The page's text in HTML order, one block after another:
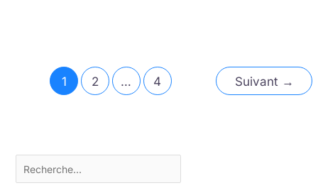
1 2 … 4 Suivant →